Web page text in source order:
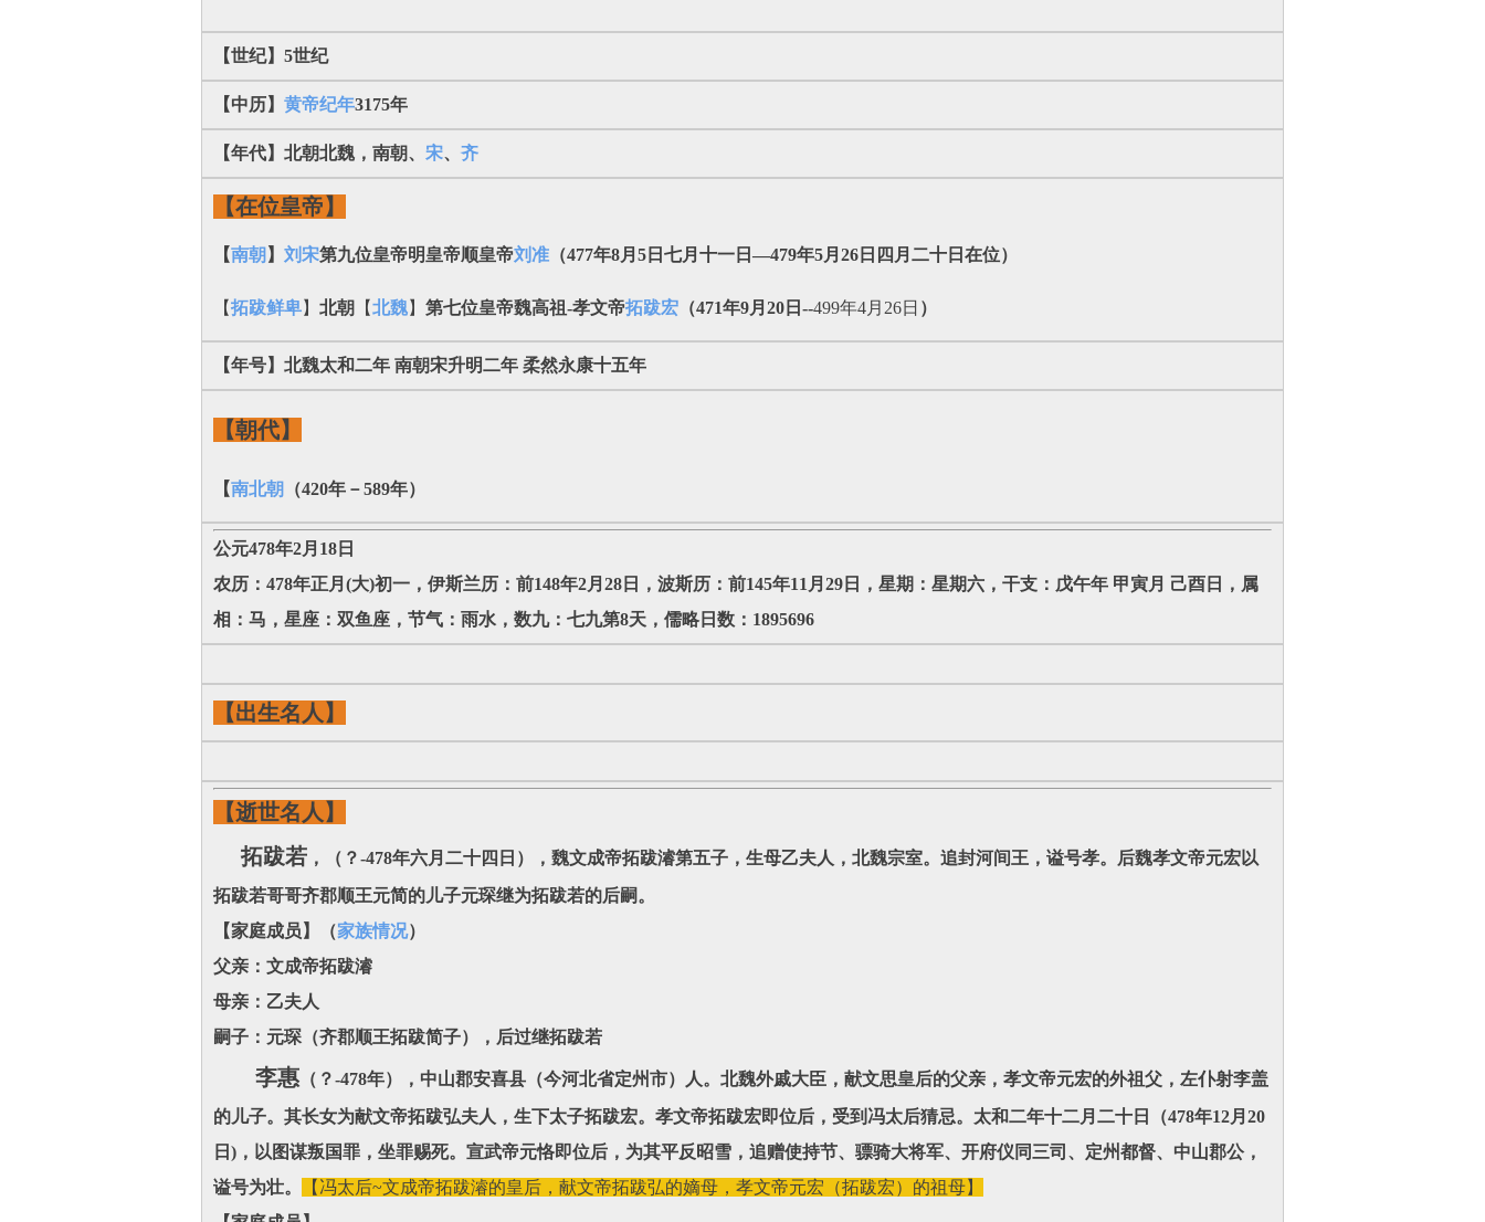
【世纪】5世纪
【中历】 黄帝纪年3175年
【年代】北朝北魏，南朝、 宋、 齐
【在位皇帝】
【南朝 】 刘宋第九位皇帝明皇帝顺皇帝刘准 （477年8月5日七月十一日—479年5月26日四月二十日在位）
【拓跋鲜卑】 北朝 【北魏】 第七位皇帝魏高祖-孝文帝拓跋宏 （471年9月20日--499年4月26日 ）
【年号】北魏太和二年 南朝宋升明二年 柔然永康十五年
【朝代】
【南北朝 （420年－589年）
公元478年2月18日
农历：478年正月(大)初一，伊斯兰历：前148年2月28日，波斯历：前145年11月29日，星期：星期六，干支：戊午年 甲寅月 己酉日，属
相：马，星座：双鱼座，节气：雨水，数九：七九第8天，儒略日数：1895696
【出生名人】
【逝世名人】
拓跋若 ，（？-478年六月二十四日），魏文成帝拓跋濬第五子，生母乙夫人，北魏宗室。追封河间王，谥号孝。后魏孝文帝元宏以
拓跋若哥哥齐郡顺王元简的儿子元琛继为拓跋若的后嗣。
【家庭成员】（家族情况）
父亲：文成帝拓跋濬
母亲：乙夫人
嗣子：元琛（齐郡顺王拓跋简子），后过继拓跋若
李惠 （？-478年），中山郡安喜县（今河北省定州市）人。北魏外戚大臣，献文思皇后的父亲，孝文帝元宏的外祖父，左仆射李盖
的儿子。其长女为献文帝拓跋弘夫人，生下太子拓跋宏。孝文帝拓跋宏即位后，受到冯太后猜忌。太和二年十二月二十日（478年12月20
日)，以图谋叛国罪，坐罪赐死。宣武帝元恪即位后，为其平反昭雪，追赠使持节、骠骑大将军、开府仪同三司、定州都督、中山郡公，
谥号为壮。
【冯太后~文成帝拓跋濬的皇后，献文帝拓跋弘的嫡母，孝文帝元宏（拓跋宏）的祖母】